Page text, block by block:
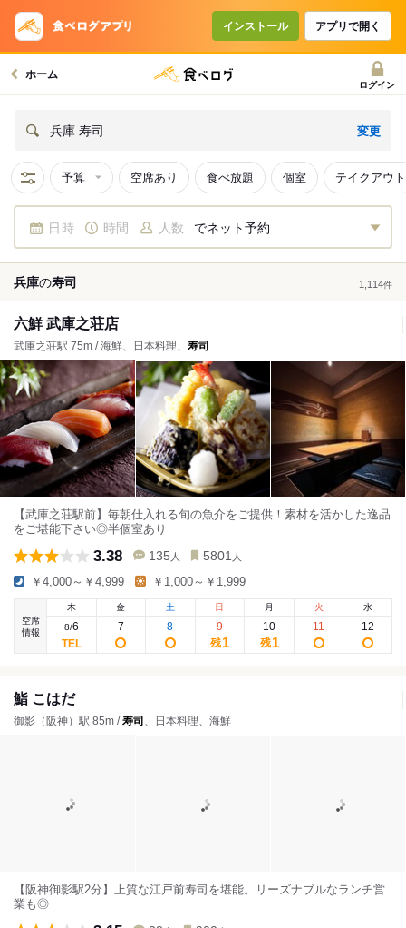
インストール アプリで開く
ホーム
ログイン
兵庫 寿司 変更
予算 空席あり 食べ放題 個室 テイクアウト
日時 時間 人数 でネット予約
兵庫の寿司 1,114件
六鮮 武庫之荘店
武庫之荘駅 75m / 海鮮、日本料理、 寿司
【武庫之荘駅前】毎朝仕入れる旬の魚介をご提供！素材を活かした逸品
をご堪能下さい◎半個室あり
3.38 135 人 5801 人
￥4,000～￥4,999 ￥1,000～￥1,999
空席
情報
木
8/6
金
7
土
8
日
9
残1
月
10
残1
火
11
水
12
鮨 こはだ
御影（阪神）駅 85m /寿司 、日本料理、海鮮
【阪神御影駅2分】上質な江戸前寿司を堪能。リーズナブルなランチ営
業も◎